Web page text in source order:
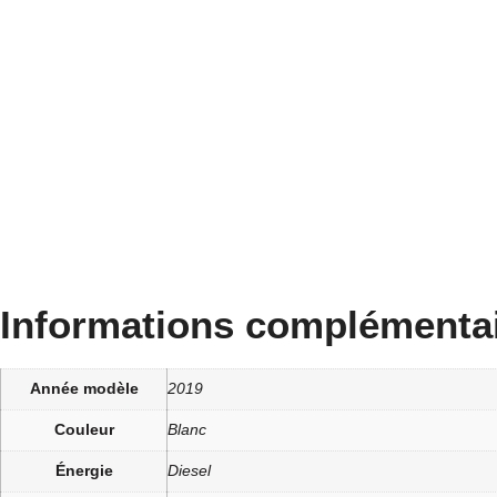
Informations
Année modèle 2019
Couleur Blanc
Énergie Diesel